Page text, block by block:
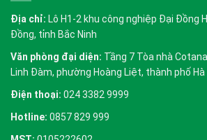
Địa chỉ: Lô H1-2 khu công nghiệp Đại Đồng
Đồng, tỉnh Bắc Ninh
Văn phòng đại diện: Tầng 7 Tòa nhà
Linh Đàm, phường Hoàng Liệt, thành phố Hà
Điện thoại: 024 3382 9999
Hotline: 0857 829 999